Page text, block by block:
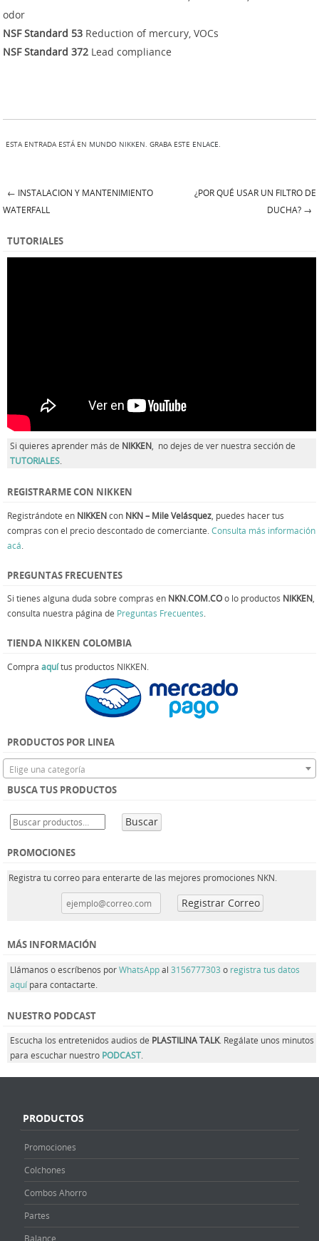
odor
NSF Standard 53 Reduction of mercury, VOCs
NSF Standard 372 Lead compliance
ESTA ENTRADA ESTÁ EN MUNDO NIKKEN. GRABA ESTE ENLACE.
Post navigation
← INSTALACION Y MANTENIMIENTO
WATERFALL
¿POR QUÉ USAR UN FILTRO DE
DUCHA? →
TUTORIALES
Si quieres aprender más de NIKKEN , no dejes de ver nuestra sección de
TUTORIALES
REGISTRARME CON NIKKEN
Registrándote en NIKKENcon NKN – Mile Velásquez , puedes hacer tus
compras con el precio descontado de comerciante. Consulta más información
acá
PREGUNTAS FRECUENTES
Si tienes alguna duda sobre compras en NKN.COM.COo lo productos NIKKEN,
consulta nuestra página de Preguntas Frecuentes.
TIENDA NIKKEN COLOMBIA
Compra aquítus productos NIKKEN.
PRODUCTOS POR LINEA
Elige una categoría
BUSCA TUS PRODUCTOS
Buscar
PROMOCIONES
Registra tu correo para enterarte de las mejores promociones NKN.
MÁS INFORMACIÓN
Llámanos o escríbenos porWhatsAppal 3156777303 o registra tus datos
aquí para contactarte.
NUESTRO PODCAST
Escucha los entretenidos audios de PLASTILINA TALK. Regálate unos minutos
para escuchar nuestro PODCAST.
PRODUCTOS
Promociones
Colchones
Combos Ahorro
Partes
Balance